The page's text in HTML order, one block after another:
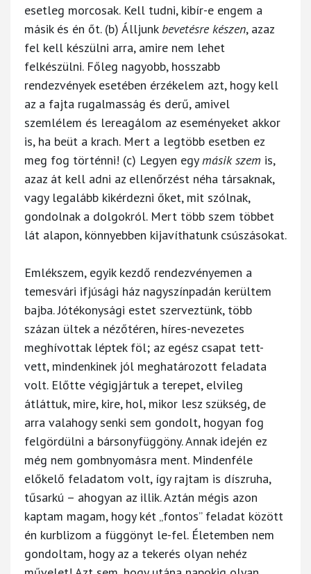
esetleg morcosak. Kell tudni, kibír-e engem a
másik és én őt. (b) Álljunk bevetésre készen, azaz
fel kell készülni arra, amire nem lehet
felkészülni. Főleg nagyobb, hosszabb
rendezvények esetében érzékelem azt, hogy kell
az a fajta rugalmasság és derű, amivel
szemlélem és lereagálom az eseményeket akkor
is, ha beüt a krach. Mert a legtöbb esetben ez
meg fog történni! (c) Legyen egy másik szem is,
azaz át kell adni az ellenőrzést néha társaknak,
vagy legalább kikérdezni őket, mit szólnak,
gondolnak a dolgokról. Mert több szem többet
lát alapon, könnyebben kijavíthatunk csúszásokat.
Emlékszem, egyik kezdő rendezvényemen a
temesvári ifjúsági ház nagyszínpadán kerültem
bajba. Jótékonysági estet szerveztünk, több
százan ültek a nézőtéren, híres-nevezetes
meghívottak léptek föl; az egész csapat tett-
vett, mindenkinek jól meghatározott feladata
volt. Előtte végigjártuk a terepet, elvileg
átláttuk, mire, kire, hol, mikor lesz szükség, de
arra valahogy senki sem gondolt, hogyan fog
felgördülni a bársonyfüggöny. Annak idején ez
még nem gombnyomásra ment. Mindenféle
előkelő feladatom volt, így rajtam is díszruha,
tűsarkú – ahogyan az illik. Aztán mégis azon
kaptam magam, hogy két „fontos” feladat között
én kurblizom a függönyt le-fel. Életemben nem
gondoltam, hogy az a tekerés olyan nehéz